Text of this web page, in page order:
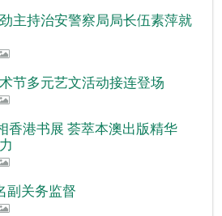
主持治安警察局局长伍素萍就
节多元艺文活动接连登场
香港书展 荟萃本澳出版精华
副关务监督